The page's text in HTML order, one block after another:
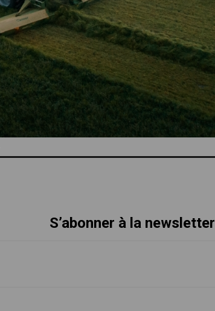
S’abonner à la newsletter